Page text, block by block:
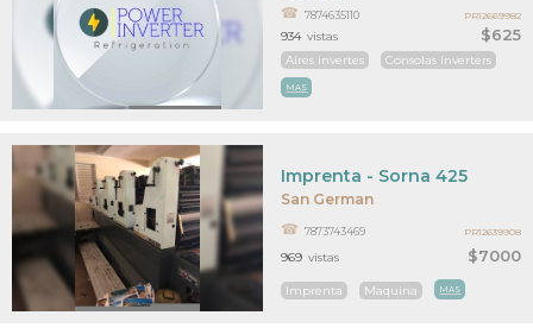
$625
7874635110
Aires invertes Consolas inverters
MAS
934 vistas
PR12669982
San German
$7000
Imprenta - Sorna 425
7873743469
Imprenta Maquina MAS
969 vistas
PR12639908